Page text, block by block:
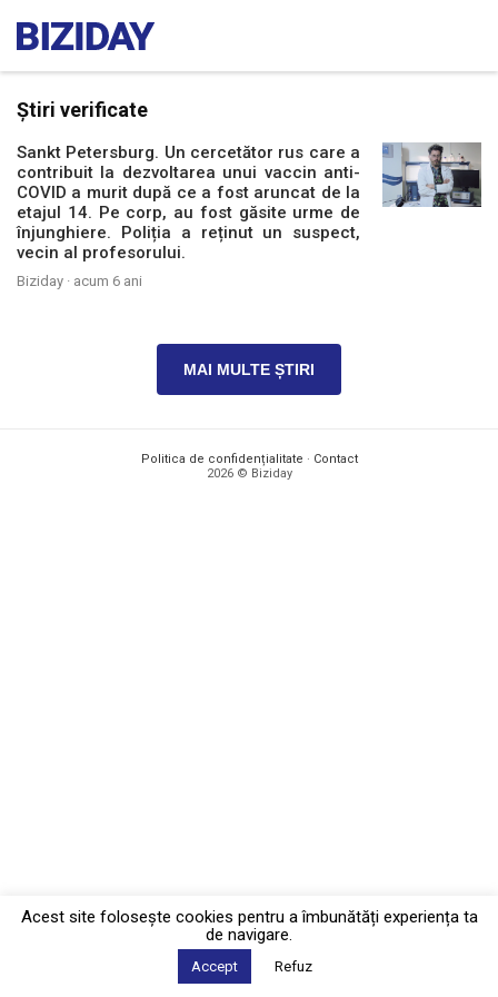
Știri verificate
Sankt Petersburg. Un cercetător rus care a
contribuit la dezvoltarea unui vaccin anti-
COVID a murit după ce a fost aruncat de la
etajul 14. Pe corp, au fost găsite urme de
înjunghiere. Poliția a reținut un suspect,
vecin al profesorului.
Biziday · acum 6 ani
MAI MULTE ȘTIRI
Politica de confidențialitate · Contact
2026 © Biziday
Acest site foloseşte cookies pentru a îmbunătăți experiența ta
de navigare.
Accept Refuz